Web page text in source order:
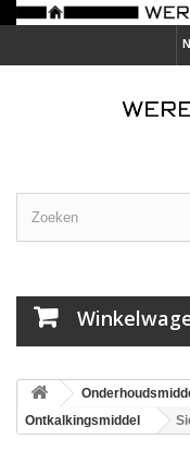
Ontkalkingsmiddel